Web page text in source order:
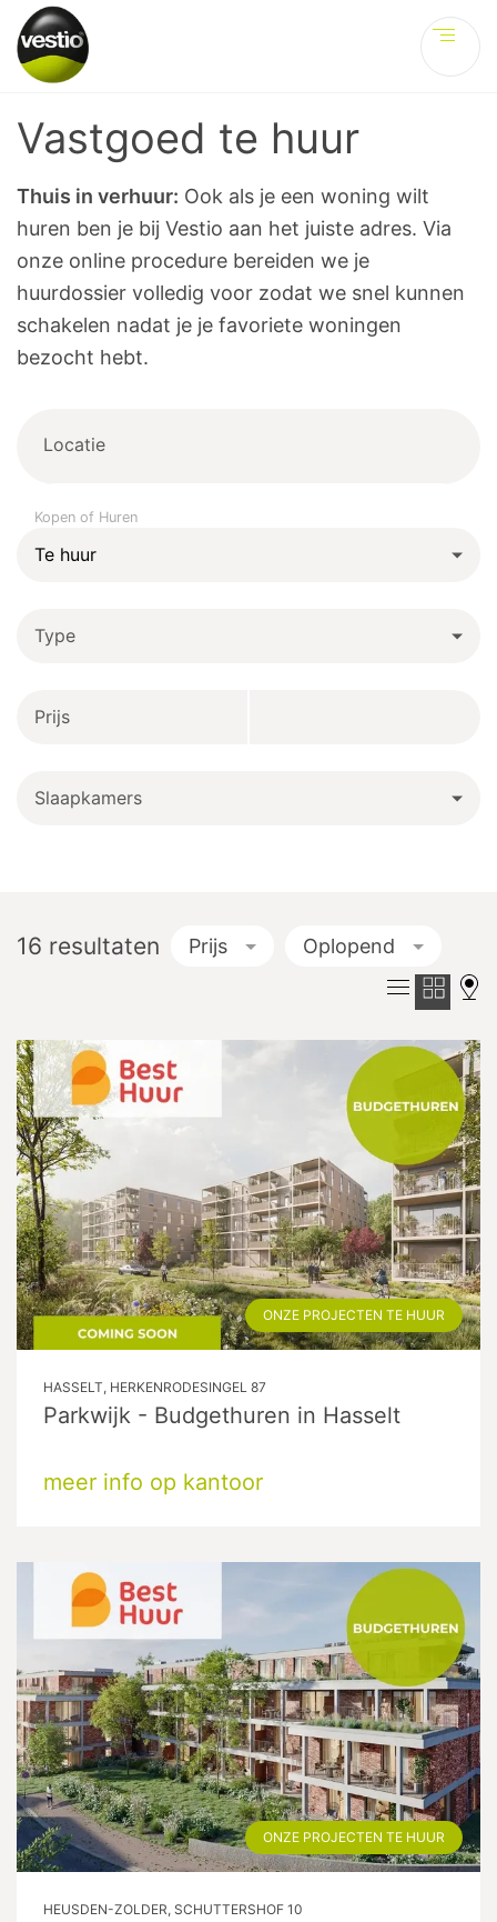
Vastgoed te huur
Thuis in verhuur: Ook als je een woning wilt
huren ben je bij Vestio aan het juiste adres. Via
onze online procedure bereiden we je
huurdossier volledig voor zodat we snel kunnen
schakelen nadat je je favoriete woningen
bezocht hebt.
Locatie
Kopen of Huren
Type
Prijs
Slaapkamers
16 resultaten Prijs Oplopend
ONZE PROJECTEN TE HUUR
HASSELT, HERKENRODESINGEL 87
Parkwijk - Budgethuren in Hasselt
meer info op kantoor
ONZE PROJECTEN TE HUUR
HEUSDEN-ZOLDER, SCHUTTERSHOF 10